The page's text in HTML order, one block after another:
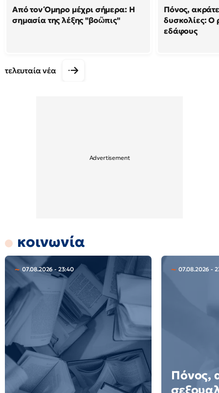
Από τον Όμηρο μέχρι σήμερα: Η
σημασία της λέξης "βοῶπις"
Πόνος,
δυσκολίες: Ο
εδάφους
τελευταία νέα
κοινωνία
07.08.2026 - 23:40 07.08.2026 -
Πόνος,